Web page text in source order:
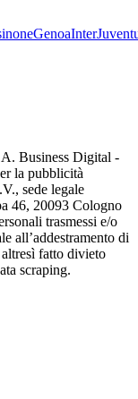
GenoaInter
Business Digital -
la pubblicità
sede legale
46, 20093 Cologno
trasmessi e/o
all’addestramento di
fatto divieto
scraping.